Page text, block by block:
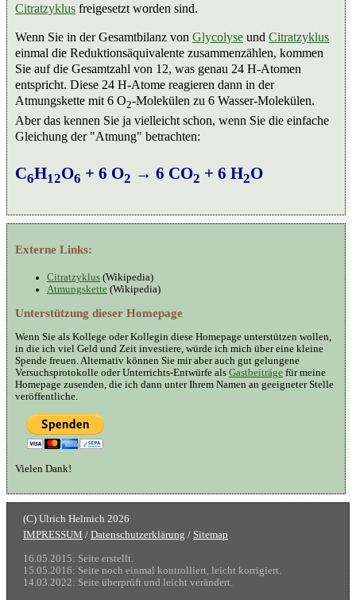
Citratzyklus freigesetzt worden sind.
Wenn Sie in der Gesamtbilanz von Glycolyse und Citratzyklus
einmal die Reduktionsäquivalente zusammenzählen, kommen
Sie auf die Gesamtzahl von 12, was genau 24 H-Atomen
entspricht. Diese 24 H-Atome reagieren dann in der
Atmungskette mit 6 O2-Molekülen zu 6 Wasser-Molekülen.
Aber das kennen Sie ja vielleicht schon, wenn Sie die einfache
Gleichung der "Atmung" betrachten:
C6H12O6 + 6 O2 → 6 CO2 + 6 H2O
Externe Links:
Citratzyklus (Wikipedia)
Atmungskette (Wikipedia)
Unterstützung dieser Homepage
Wenn Sie als Kollege oder Kollegin diese Homepage unterstützen wollen,
in die ich viel Geld und Zeit investiere, würde ich mich über eine kleine
Spende freuen. Alternativ können Sie mir aber auch gut gelungene
Versuchsprotokolle oder Unterrichts-Entwürfe als Gastbeiträge für meine
Homepage zusenden, die ich dann unter Ihrem Namen an geeigneter Stelle
veröffentliche.
Vielen Dank!
IMPRESSUM / Datenschutzerklärung / Sitemap
16.05.2015: Seite erstellt.
15.05.2016: Seite noch einmal kontrolliert, leicht korrigiert.
14.03.2022: Seite überprüft und leicht verändert.